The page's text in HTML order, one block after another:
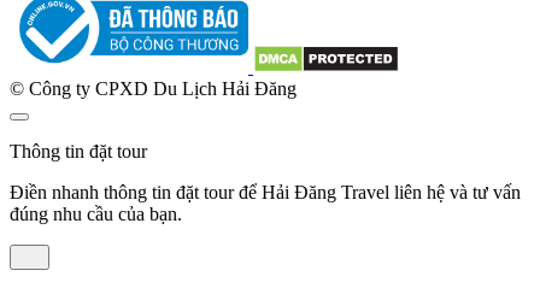
© Công ty CPXD Du Lịch Hải Đăng
Thông tin đặt tour
Điền nhanh thông tin đặt tour để Hải Đăng Travel liên hệ và tư vấn
đúng nhu cầu của bạn.